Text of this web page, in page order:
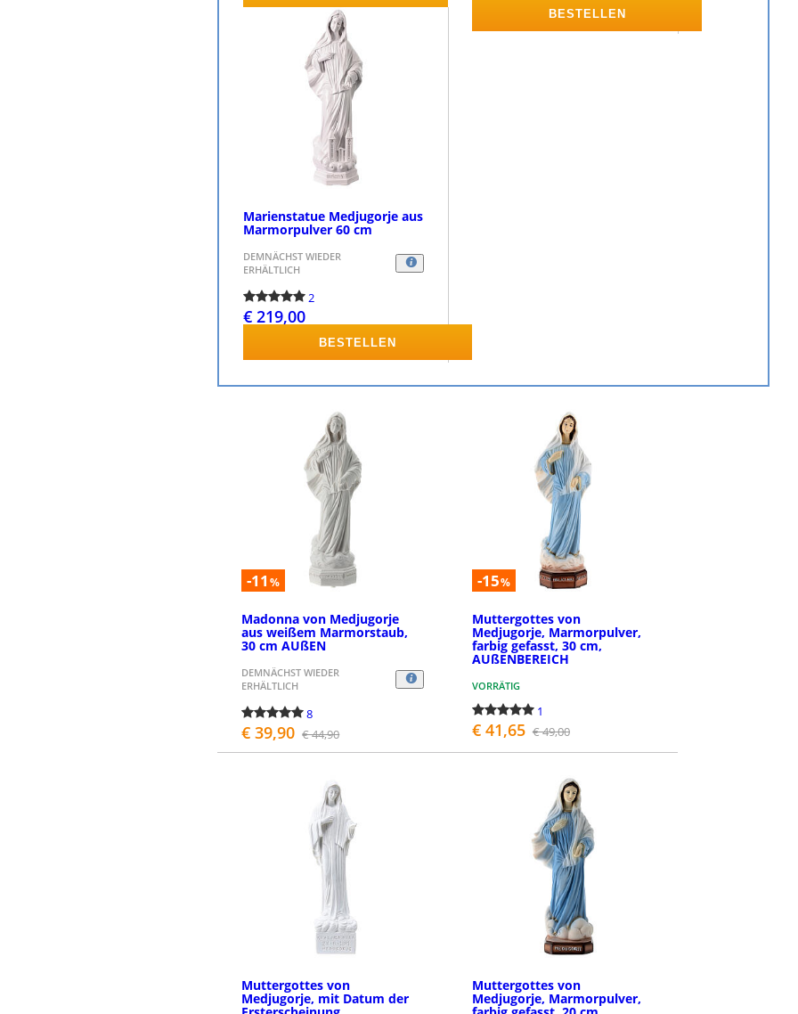
BESTELLEN BESTELLEN
Marienstatue Medjugorje aus
Marmorpulver 60 cm
DEMNÄCHST WIEDER
ERHÄLTLICH
2
€ 219,00
BESTELLEN
-11 %
Madonna von Medjugorje
aus weißem Marmorstaub,
30 cm AUßEN
DEMNÄCHST WIEDER
ERHÄLTLICH
8
€ 39,90 € 44,90
-15%
Muttergottes von
Medjugorje, Marmorpulver,
farbig gefasst, 30 cm,
AUßENBEREICH
VORRÄTIG
1
€ 41,65 € 49,00
Muttergottes von
Medjugorje, mit Datum der
Muttergottes von
Medjugorje, Marmorpulver,